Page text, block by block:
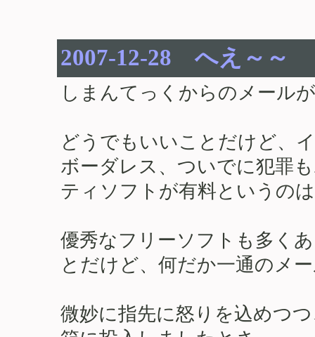
2007-12-28 へえ～～
しまんてっくからのメール
どうでもいいことだけど、
ボーダレス、ついでに犯罪
ティソフトが有料というの
優秀なフリーソフトも多く
とだけど、何だか一通のメ
微妙に指先に怒りを込めつ